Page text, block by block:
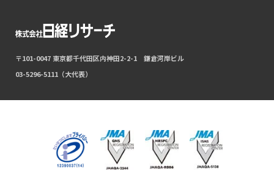
〒101-0047 東京都千代田区内神田2-2-1 鎌倉河岸ビル
03-5296-5111（大代表）